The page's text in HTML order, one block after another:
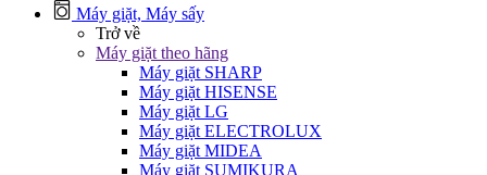
Máy giặt, Máy sấy
Trở về
Máy giặt theo hãng
Máy giặt SHARP
Máy giặt HISENSE
Máy giặt LG
Máy giặt ELECTROLUX
Máy giặt MIDEA
Máy giặt SUMIKURA